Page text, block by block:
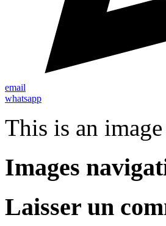
email
whatsapp
This is an
Images
Laisser un